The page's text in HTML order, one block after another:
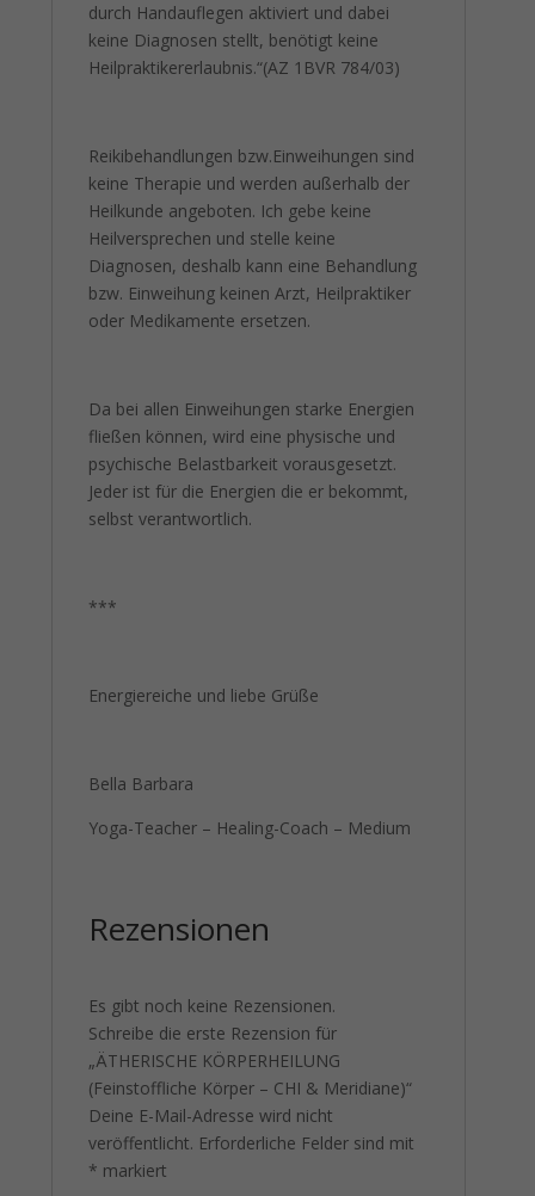
durch Handauflegen aktiviert und dabei
keine Diagnosen stellt, benötigt keine
Heilpraktikererlaubnis.“(AZ 1BVR 784/03)
Reikibehandlungen bzw.Einweihungen sind
keine Therapie und werden außerhalb der
Heilkunde angeboten. Ich gebe keine
Heilversprechen und stelle keine
Diagnosen, deshalb kann eine Behandlung
bzw. Einweihung keinen Arzt, Heilpraktiker
oder Medikamente ersetzen.
Da bei allen Einweihungen starke Energien
fließen können, wird eine physische und
psychische Belastbarkeit vorausgesetzt.
Jeder ist für die Energien die er bekommt,
selbst verantwortlich.
***
Energiereiche und liebe Grüße
Bella Barbara
Yoga-Teacher – Healing-Coach – Medium
Rezensionen
Es gibt noch keine Rezensionen.
Schreibe die erste Rezension für
„ÄTHERISCHE KÖRPERHEILUNG
(Feinstoffliche Körper – CHI & Meridiane)“
Deine E-Mail-Adresse wird nicht
veröffentlicht. Erforderliche Felder sind mit
* markiert